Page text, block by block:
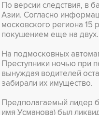
По версии следствия, в
Азии. Согласно
московского региона 15
покушением еще на двух.
На подмосковных
Преступники ночью при
вынуждая водителей
забирали их имущество.
Предполагаемый лидер
имя Усманова) был